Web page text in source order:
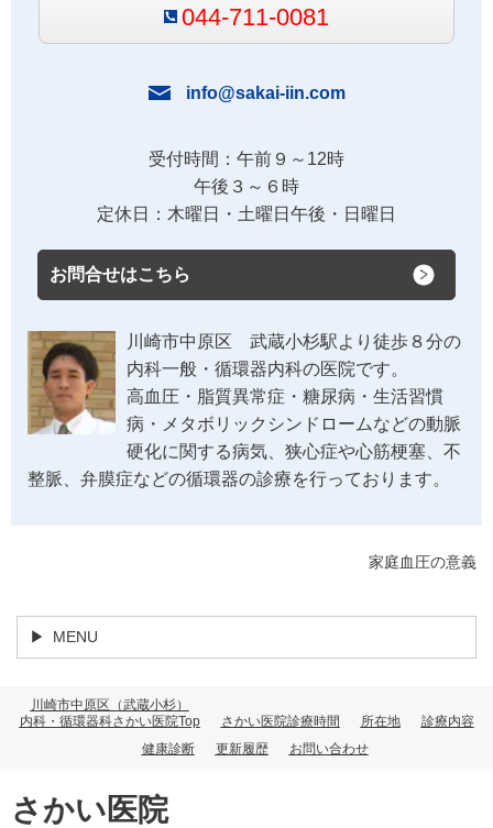
044-711-0081
info@sakai-iin.com
受付時間：午前９～12時
午後３～６時
定休日：木曜日・土曜日午後・日曜日
お問合せはこちら
川崎市中原区 武蔵小杉駅より徒歩８分の
内科一般・循環器内科の医院です。
高血圧・脂質異常症・糖尿病・生活習慣
病・メタボリックシンドロームなどの動脈
硬化に関する病気、狭心症や心筋梗塞、不
整脈、弁膜症などの循環器の診療を行っております。
家庭血圧の意義
MENU
川崎市中原区（武蔵小杉）
内科・循環器科さかい医院Top
さかい医院診療時間 所在地
診療内容
健康診断
更新履歴 お問い合わせ
さかい医院